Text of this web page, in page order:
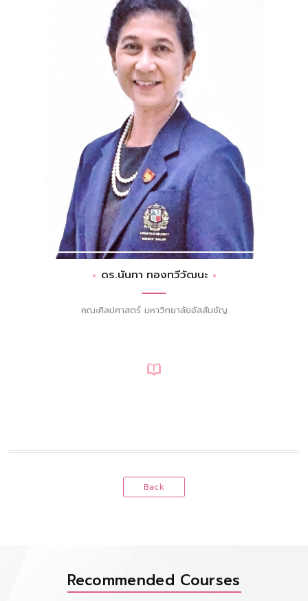
ดร.นันทา ทองทวีวัฒนะ
คณะศิลปศาสตร์ มหาวิทยาลัยอัสสัมชัญ
Back
Recommended Courses